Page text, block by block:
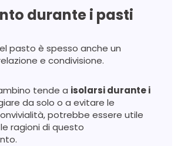
durante i pasti
pasto è spesso anche un
e condivisione.
tende a isolarsi durante i
da solo o a evitare le
potrebbe essere utile
ragioni di questo